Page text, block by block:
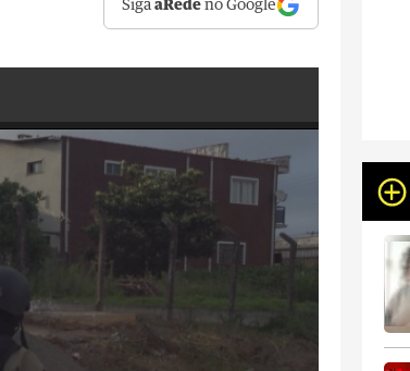
SigaaRede no Google